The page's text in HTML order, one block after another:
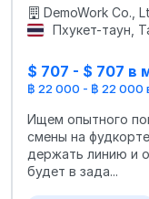
DemoWork Co.,
Пхукет-таун,
$ 707 - $ 707 в
฿ 22 000 - ฿ 22 000
Ищем опытного
смены на
держать линию и
будет в зада...